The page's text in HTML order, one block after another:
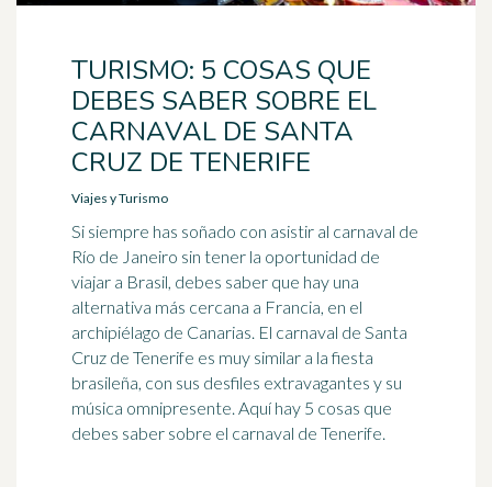
TURISMO: 5 COSAS QUE
DEBES SABER SOBRE EL
CARNAVAL DE SANTA
CRUZ DE TENERIFE
Viajes y Turismo
Si siempre has soñado con asistir al carnaval de
Río de Janeiro sin tener la oportunidad de
viajar a Brasil, debes saber que hay una
alternativa más cercana a Francia, en el
archipiélago de Canarias. El carnaval de Santa
Cruz de Tenerife es muy similar a la fiesta
brasileña, con sus desfiles extravagantes y su
música omnipresente. Aquí hay 5 cosas que
debes saber sobre el carnaval de Tenerife.